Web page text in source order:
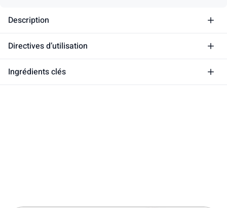
Description
Directives d’utilisation
Ingrédients clés